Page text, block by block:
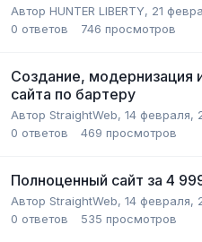
Автор HUNTER LIBERTY, 21
0 ответов 746 просмотров
Создание, модернизация
сайта по бартеру
Автор StraightWeb, 14 февраля,
0 ответов 469 просмотров
Полноценный сайт за 4
Автор StraightWeb, 14 февраля,
0 ответов 535 просмотров